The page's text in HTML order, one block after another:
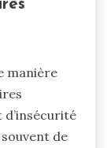
manière
de